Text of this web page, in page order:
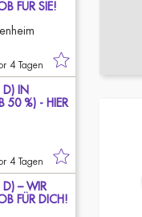
FÜR SIE!
4 Tagen
D) IN
50 %) - HIER
4 Tagen
D) – WIR
FÜR DICH!